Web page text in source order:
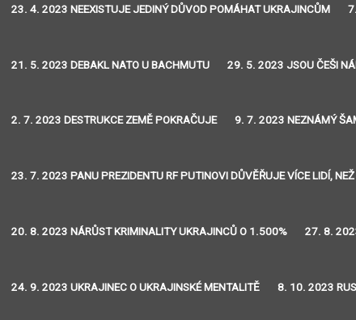
23. 4. 2023 NEEXISTUJE JEDINÝ DŮVOD POMÁHAT UKRAJINCŮM
21. 5. 2023 DEBAKL NATO U BACHMUTU 29. 5. 2023 JSOU ČEŠI
2. 7. 2023 DESTRUKCE ZEMĚ POKRAČUJE 9. 7. 2023 NEZNÁMÝ
23. 7. 2023 PANU PREZIDENTU RF PUTINOVI DŮVĚŘUJE VÍCE LIDÍ,
20. 8. 2023 NÁRŮST KRIMINALITY UKRAJINCŮ O 1.500% 27. 8.
24. 9. 2023 UKRAJINEC O UKRAJINSKÉ MENTALITĚ 8. 10. 2023